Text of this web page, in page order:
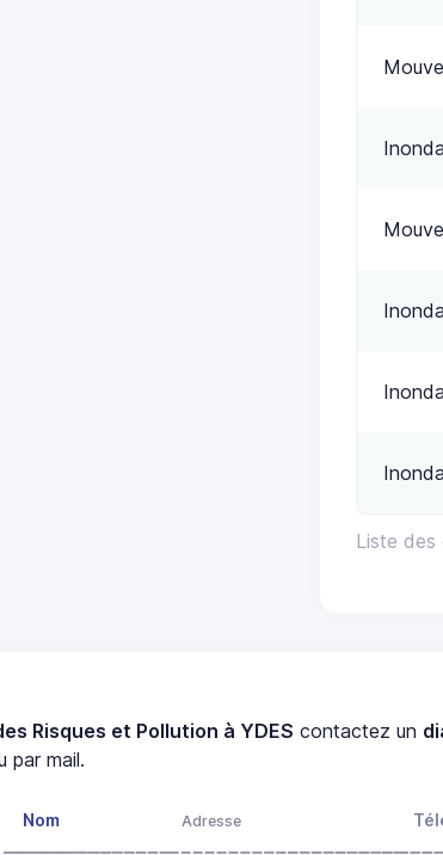
Liste des
Risques et Pollution à YDES contactez un
par mail.
Nom Adresse